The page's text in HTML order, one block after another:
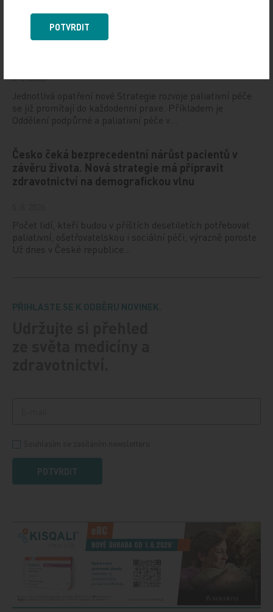
Psychiatrická nemocnice Bohnice ukazuje
5. 8. 2026
Jednotlivá opatření nové Strategie rozvoje paliativní péče
se již promítají do každodenní praxe. Příkladem je
Oddělení podpůrné a paliativní péče v…
Česko čeká bezprecedentní nárůst pacientů v
závěru života. Nová strategie má připravit
zdravotnictví na demografickou vlnu
Počet lidí, kteří budou v příštích desetiletích potřebovat
paliativní, ošetřovatelskou i sociální péči, výrazně poroste.
Už dnes v České republice…
PŘIHLASTE SE K ODBĚRU NOVINEK.
POTVRDIT
POTVRDIT